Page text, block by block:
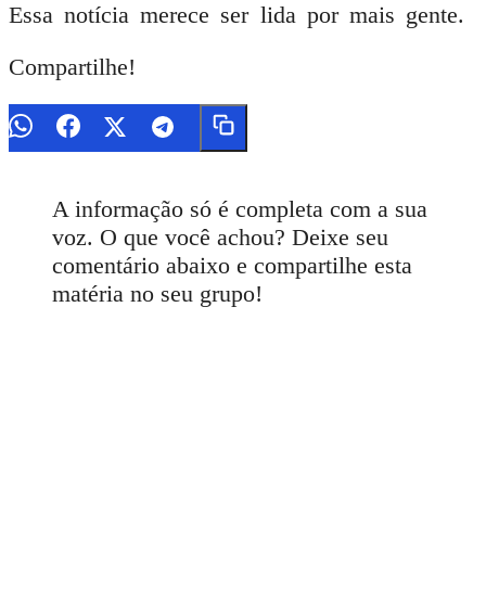
Essa notícia merece ser lida por mais gente.
Compartilhe!
A informação só é completa com a sua
voz. O que você achou? Deixe seu
comentário abaixo e compartilhe esta
matéria no seu grupo!